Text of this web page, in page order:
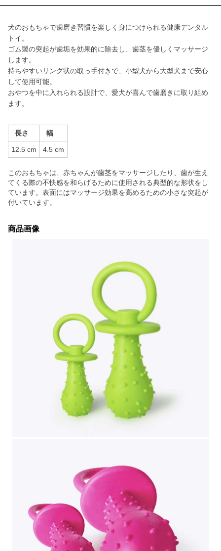
犬のおもちゃで歯磨き習慣を楽しく身につけられる健康デンタル
トイ。
ゴム製の突起が歯垢を効果的に除去し、歯茎を優しくマッサージ
します。
持ちやすいリング状の取っ手付きで、小型犬から大型犬まで安心
して使用可能。
おやつを中に入れられる設計で、愛犬が喜んで歯磨きに取り組め
ます。
長さ 幅
12.5 cm 4.5 cm
このおもちゃは、赤ちゃんが歯茎をマッサージしたり、歯が生え
てくる際の不快感を和らげるために使用される典型的な形状をし
ています。表面にはマッサージ効果を高めるための小さな突起が
付いています。
商品画像